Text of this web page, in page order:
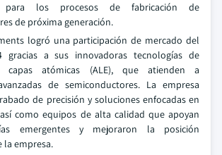
para los procesos de fabricación de
de próxima generación.
logró una participación de mercado del
gracias a sus innovadoras tecnologías de
capas atómicas (ALE), que atienden a
de semiconductores. La empresa
de precisión y soluciones enfocadas en
como equipos de alta calidad que apoyan
emergentes y mejoraron la posición
la empresa.